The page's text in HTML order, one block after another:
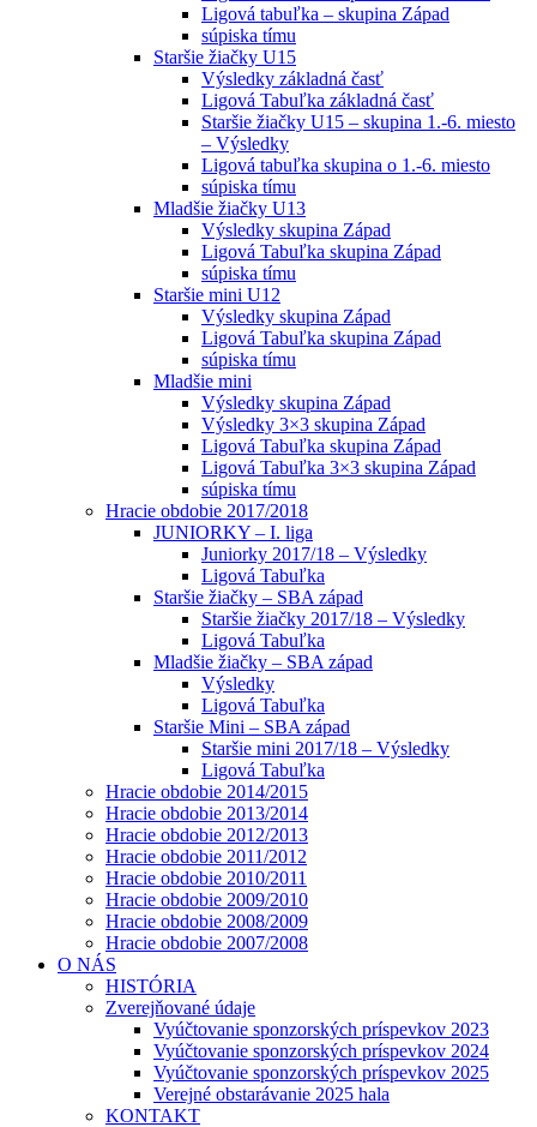
Ligová tabuľka – skupina Západ
súpiska tímu
Staršie žiačky U15
Výsledky základná časť
Ligová Tabuľka základná časť
Staršie žiačky U15 – skupina 1.-6. miesto
– Výsledky
Ligová tabuľka skupina o 1.-6. miesto
súpiska tímu
Mladšie žiačky U13
Výsledky skupina Západ
Ligová Tabuľka skupina Západ
súpiska tímu
Staršie mini U12
Výsledky skupina Západ
Ligová Tabuľka skupina Západ
súpiska tímu
Mladšie mini
Výsledky skupina Západ
Výsledky 3×3 skupina Západ
Ligová Tabuľka skupina Západ
Ligová Tabuľka 3×3 skupina Západ
súpiska tímu
Hracie obdobie 2017/2018
JUNIORKY – I. liga
Juniorky 2017/18 – Výsledky
Ligová Tabuľka
Staršie žiačky – SBA západ
Staršie žiačky 2017/18 – Výsledky
Ligová Tabuľka
Mladšie žiačky – SBA západ
Výsledky
Ligová Tabuľka
Staršie Mini – SBA západ
Staršie mini 2017/18 – Výsledky
Ligová Tabuľka
Hracie obdobie 2014/2015
Hracie obdobie 2013/2014
Hracie obdobie 2012/2013
Hracie obdobie 2011/2012
Hracie obdobie 2010/2011
Hracie obdobie 2009/2010
Hracie obdobie 2008/2009
Hracie obdobie 2007/2008
O NÁS
HISTÓRIA
Zverejňované údaje
Vyúčtovanie sponzorských príspevkov 2023
Vyúčtovanie sponzorských príspevkov 2024
Vyúčtovanie sponzorských príspevkov 2025
Verejné obstarávanie 2025 hala
KONTAKT